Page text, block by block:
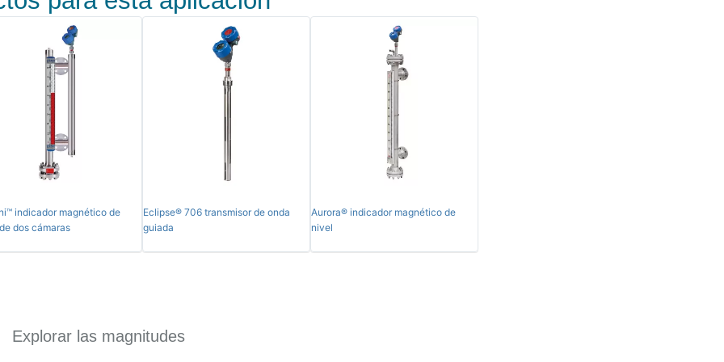
indicador magnético de
dos cámaras
Eclipse® 706 transmisor de onda
guiada
Aurora® indicador magnético de
nivel
Explorar las magnitudes